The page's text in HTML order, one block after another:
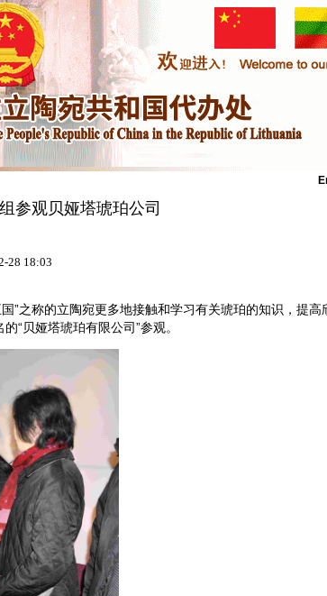
参观贝娅塔琥珀公司
28 18:03
之称的立陶宛更多地接触和学习有关琥珀的知识，提高
“贝娅塔琥珀有限公司”参观。